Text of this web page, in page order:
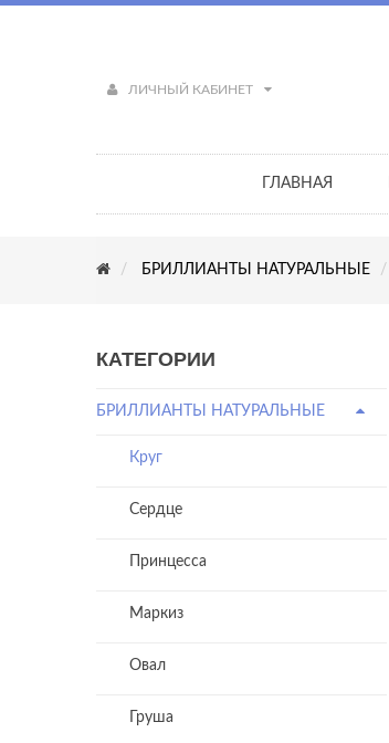
ЛИЧНЫЙ КАБИНЕТ
ГЛАВНАЯ
БРИЛЛИАНТЫ НАТУРАЛЬНЫЕ
КАТЕГОРИИ
БРИЛЛИАНТЫ НАТУРАЛЬНЫЕ
Круг
Сердце
Принцесса
Маркиз
Овал
Груша